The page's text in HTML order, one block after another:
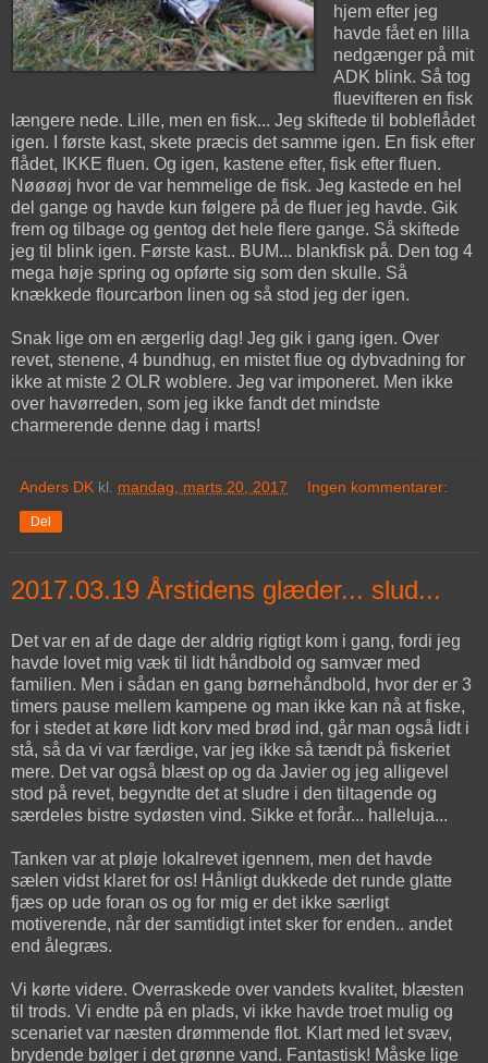
hjem efter jeg
havde fået en lilla
nedgænger på mit
ADK blink. Så tog
fluevifteren en fisk
længere nede. Lille, men en fisk... Jeg skiftede til bobleflådet
igen. I første kast, skete præcis det samme igen. En fisk efter
flådet, IKKE fluen. Og igen, kastene efter, fisk efter fluen.
Nøøøøj hvor de var hemmelige de fisk. Jeg kastede en hel
del gange og havde kun følgere på de fluer jeg havde. Gik
frem og tilbage og gentog det hele flere gange. Så skiftede
jeg til blink igen. Første kast.. BUM... blankfisk på. Den tog 4
mega høje spring og opførte sig som den skulle. Så
knækkede flourcarbon linen og så stod jeg der igen.
Snak lige om en ærgerlig dag! Jeg gik i gang igen. Over
revet, stenene, 4 bundhug, en mistet flue og dybvadning for
ikke at miste 2 OLR woblere. Jeg var imponeret. Men ikke
over havørreden, som jeg ikke fandt det mindste
charmerende denne dag i marts!
Anders DK kl. mandag, marts 20, 2017 Ingen kommentarer:
Del
2017.03.19 Årstidens glæder... slud...
Det var en af de dage der aldrig rigtigt kom i gang, fordi jeg
havde lovet mig væk til lidt håndbold og samvær med
familien. Men i sådan en gang børnehåndbold, hvor der er 3
timers pause mellem kampene og man ikke kan nå at fiske,
for i stedet at køre lidt korv med brød ind, går man også lidt i
stå, så da vi var færdige, var jeg ikke så tændt på fiskeriet
mere. Det var også blæst op og da Javier og jeg alligevel
stod på revet, begyndte det at sludre i den tiltagende og
særdeles bistre sydøsten vind. Sikke et forår... halleluja...
Tanken var at pløje lokalrevet igennem, men det havde
sælen vidst klaret for os! Hånligt dukkede det runde glatte
fjæs op ude foran os og for mig er det ikke særligt
motiverende, når der samtidigt intet sker for enden.. andet
end ålegræs.
Vi kørte videre. Overraskede over vandets kvalitet, blæsten
til trods. Vi endte på en plads, vi ikke havde troet mulig og
scenariet var næsten drømmende flot. Klart med let svæv,
brydende bølger i det grønne vand. Fantastisk! Måske lige